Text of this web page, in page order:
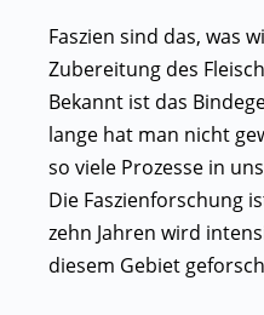
Faszien sind das, was
Zubereitung des
Bekannt ist das
lange hat man nicht
so viele Prozesse in
Die Faszienforschung
zehn Jahren wird
diesem Gebiet